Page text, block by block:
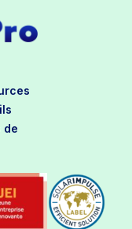
de